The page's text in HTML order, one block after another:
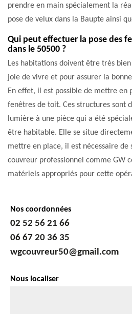
prendre en main spécialement la
pose de velux dans la Baupte ainsi
Qui peut effectuer la pose des
dans le 50500 ?
Les habitations doivent être très
joie de vivre et pour assurer la
En effet, il est possible de mettre en
fenêtres de toit. Ces structures sont
lumière à une pièce qui a été
être habitable. Elle se situe
mettre en place, il est nécessaire
couvreur professionnel comme GW
matériels appropriés pour cette
Nos coordonnées
02 52 56 21 66
06 67 20 36 35
wgcouvreur50@gmail.com
Nous localiser